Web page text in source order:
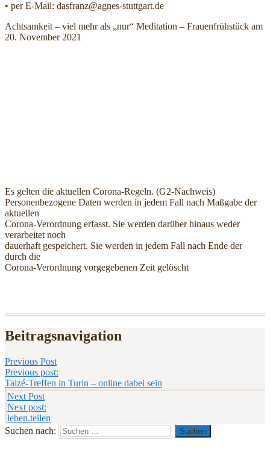
• per E-Mail: dasfranz@agnes-stuttgart.de
Achtsamkeit – viel mehr als „nur“ Meditation – Frauenfrühstück am
20. November 2021
Es gelten die aktuellen Corona-Regeln. (G2-Nachweis)
Personenbezogene Daten werden in jedem Fall nach Maßgabe der
aktuellen
Corona-Verordnung erfasst. Sie werden darüber hinaus weder
verarbeitet noch
dauerhaft gespeichert. Sie werden in jedem Fall nach Ende der
durch die
Corona-Verordnung vorgegebenen Zeit gelöscht
Beitragsnavigation
Previous Post
Previous post:
Taizé-Treffen in Turin – online dabei sein
Next Post
Next post:
leben.teilen
Suchen nach: